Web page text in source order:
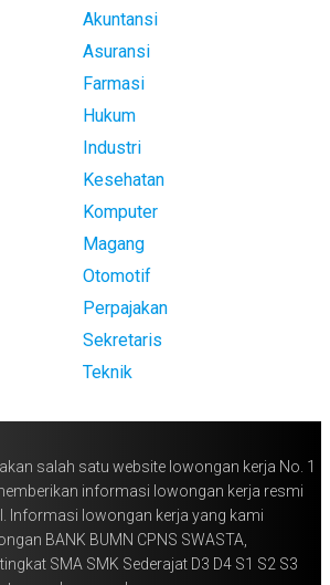
Akuntansi
Asuransi
Farmasi
Hukum
Industri
Kesehatan
Komputer
Magang
Otomotif
Perpajakan
Sekretaris
Teknik
salah satu website lowongan kerja No. 1
informasi lowongan kerja resmi
Informasi lowongan kerja yang kami
BANK BUMN CPNS SWASTA,
SMA SMK Sederajat D3 D4 S1 S2 S3